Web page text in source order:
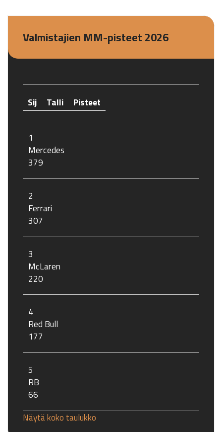
Valmistajien MM-pisteet 2026
Sij Talli Pisteet
1
Mercedes
379
2
Ferrari
307
3
McLaren
220
4
Red Bull
177
5
RB
66
Näytä koko taulukko